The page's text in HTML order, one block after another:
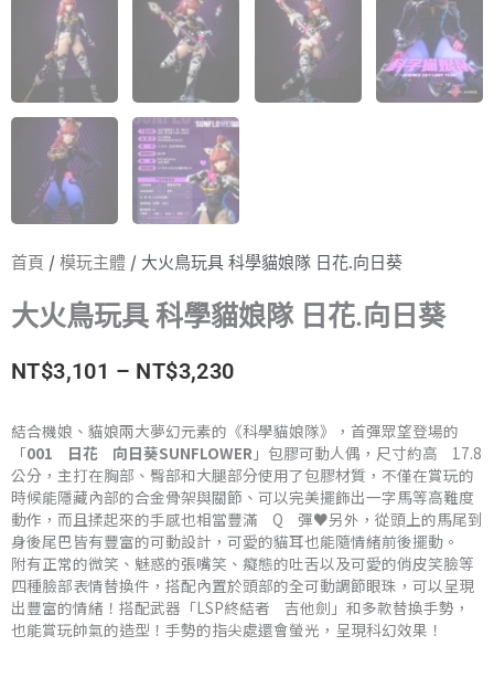
首頁 / 模玩主體 / 大火鳥玩具 科學貓娘隊 日花.向日葵
大火鳥玩具 科學貓娘隊 日花.向日葵
NT$3,101 – NT$3,230價
範
圍：
NT$3,101
到
NT$3,230
結合機娘、貓娘兩大夢幻元素的《科學貓娘隊》，首彈眾望登場的
「001 日花 向日葵SUNFLOWER 」包膠可動人偶，尺寸約高 17.8
公分，主打在胸部、臀部和大腿部分使用了包膠材質，不僅在賞玩的
時候能隱藏內部的合金骨架與關節、可以完美擺飾出一字馬等高難度
動作，而且揉起來的手感也相當豐滿 Q 彈♥另外，從頭上的馬尾到
身後尾巴皆有豐富的可動設計，可愛的貓耳也能隨情緒前後擺動。
附有正常的微笑、魅惑的張嘴笑、癡態的吐舌以及可愛的俏皮笑臉等
四種臉部表情替換件，搭配內置於頭部的全可動調節眼珠，可以呈現
出豐富的情緒！搭配武器「LSP終結者 吉他劍」和多款替換手勢，
也能賞玩帥氣的造型！手勢的指尖處還會螢光，呈現科幻效果！